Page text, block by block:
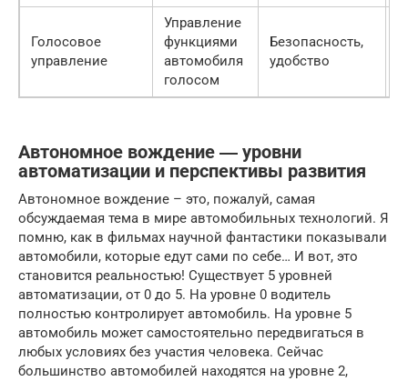
Голосовое
управление
Управление
функциями
автомобиля
голосом
Безопасность,
удобство
Автономное вождение ― уровни
автоматизации и перспективы развития
Автономное вождение – это, пожалуй, самая
обсуждаемая тема в мире автомобильных технологий. Я
помню, как в фильмах научной фантастики показывали
автомобили, которые едут сами по себе… И вот, это
становится реальностью! Существует 5 уровней
автоматизации, от 0 до 5. На уровне 0 водитель
полностью контролирует автомобиль. На уровне 5
автомобиль может самостоятельно передвигаться в
любых условиях без участия человека. Сейчас
большинство автомобилей находятся на уровне 2,